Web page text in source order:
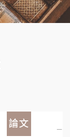
論文